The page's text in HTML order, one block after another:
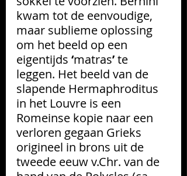
kwam tot de eenvoudige,
maar sublieme oplossing
om het beeld op een
eigentijds ‘matras’ te
leggen. Het beeld van de
slapende Hermaphroditus
in het Louvre is een
Romeinse kopie naar een
verloren gegaan Grieks
origineel in brons uit de
tweede eeuw v.Chr. van de